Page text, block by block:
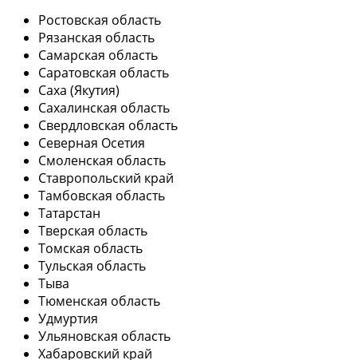
Ростовская область
Рязанская область
Самарская область
Саратовская область
Саха (Якутия)
Сахалинская область
Свердловская область
Северная Осетия
Смоленская область
Ставропольский край
Тамбовская область
Татарстан
Тверская область
Томская область
Тульская область
Тыва
Тюменская область
Удмуртия
Ульяновская область
Хабаровский край